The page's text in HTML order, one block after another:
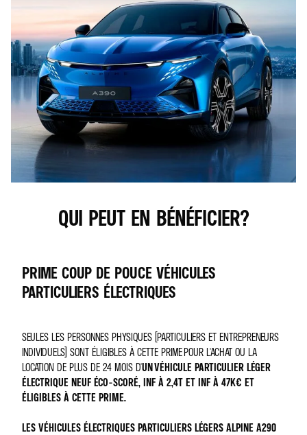
QUI PEUT EN BÉNÉFICIER?
PRIME COUP DE POUCE VÉHICULES
PARTICULIERS ÉLECTRIQUES
SEULES LES PERSONNES PHYSIQUES (PARTICULIERS ET ENTREPRENEURS
INDIVIDUELS) SONT ÉLIGIBLES À CETTE PRIME POUR L'ACHAT OU LA
LOCATION DE PLUS DE 24 MOIS D'UN VÉHICULE PARTICULIER LÉGER
ÉLECTRIQUE NEUF ÉCO-SCORÉ, INF À 2,4T ET INF À 47K€ ET
ÉLIGIBLES À CETTE PRIME.
LES VÉHICULES ÉLECTRIQUES PARTICULIERS LÉGERS ALPINE A290